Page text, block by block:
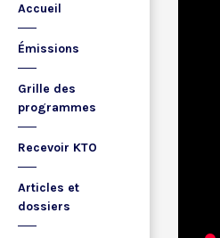
Accueil
Émissions
Grille des
programmes
Recevoir KTO
Articles et
dossiers